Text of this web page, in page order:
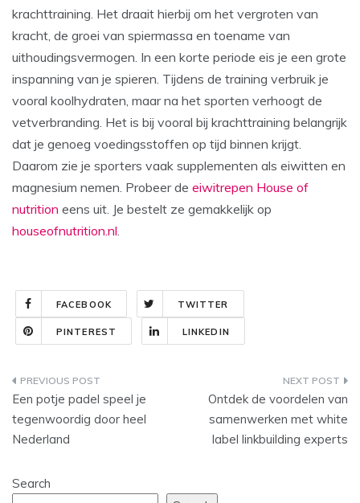
krachttraining. Het draait hierbij om het vergroten van
kracht, de groei van spiermassa en toename van
uithoudingsvermogen. In een korte periode eis je een grote
inspanning van je spieren. Tijdens de training verbruik je
vooral koolhydraten, maar na het sporten verhoogt de
vetverbranding. Het is bij vooral bij krachttraining belangrijk
dat je genoeg voedingsstoffen op tijd binnen krijgt.
Daarom zie je sporters vaak supplementen als eiwitten en
magnesium nemen. Probeer de eiwitrepen House of
nutrition eens uit. Je bestelt ze gemakkelijk op
houseofnutrition.nl
FACEBOOK TWITTER
PINTEREST LINKEDIN
Post
navigation
Een potje padel speel je
tegenwoordig door heel
Nederland
Ontdek de voordelen van
samenwerken met white
label linkbuilding experts
Search